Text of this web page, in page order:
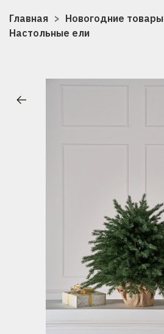
Главная Новогодние товары
Настольные ели